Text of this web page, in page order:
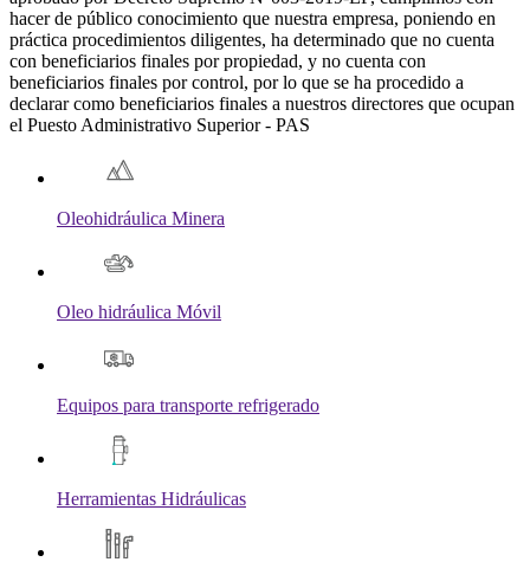
hacer de público conocimiento que nuestra empresa, poniendo en
práctica procedimientos diligentes, ha determinado que no cuenta
con beneficiarios finales por propiedad, y no cuenta con
beneficiarios finales por control, por lo que se ha procedido a
declarar como beneficiarios finales a nuestros directores que ocupan
el Puesto Administrativo Superior - PAS
Oleohidráulica Minera
Oleo hidráulica Móvil
Equipos para transporte refrigerado
Herramientas Hidráulicas